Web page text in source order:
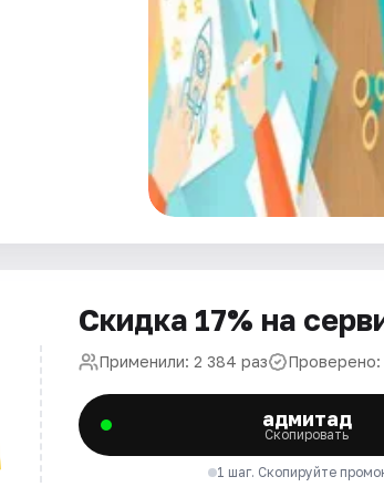
Скидка 17% на
Применили: 2 384 раз Проверено:
адмитад
Скопировать
1 шаг. Скопируйте